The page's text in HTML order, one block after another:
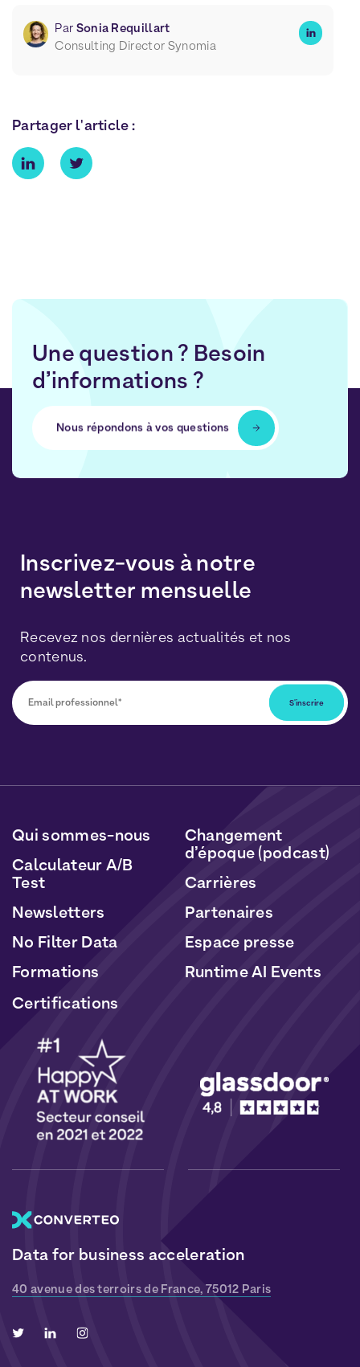
Par Sonia Requillart
Consulting Director Synomia
Partager l'article :
Une question ? Besoin
d’informations ?
Nous répondons à vos questions
Inscrivez-vous à notre
newsletter mensuelle
Recevez nos dernières actualités et nos
contenus.
et deCookies
Data for business acceleration
40 avenue des terroirs de France, 75012 Paris
Qui sommes-nous
Calculateur A/B
Test
Newsletters
No Filter Data
Formations
Changement
d’époque (podcast)
Carrières
Partenaires
Espace presse
Runtime AI Events
Certifications